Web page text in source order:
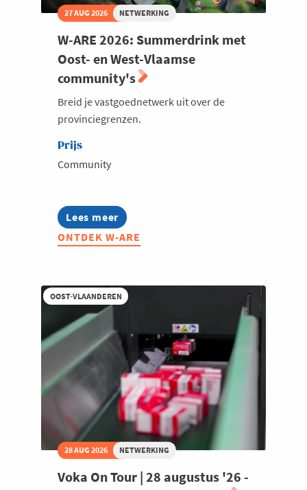
27 AUG 2026 NETWERKING
W-ARE 2026: Summerdrink met
Oost- en West-Vlaamse
community's
Breid je vastgoednetwerk uit over de
provinciegrenzen.
Prijs
Community
Lees meer
about
W-
ARE
Oost-
en
West-
Vlaamse
community's
ONTDEK W-ARE
OOST-VLAANDEREN
28 AUG 2026 NETWERKING
Voka On Tour | 28 augustus '26 -